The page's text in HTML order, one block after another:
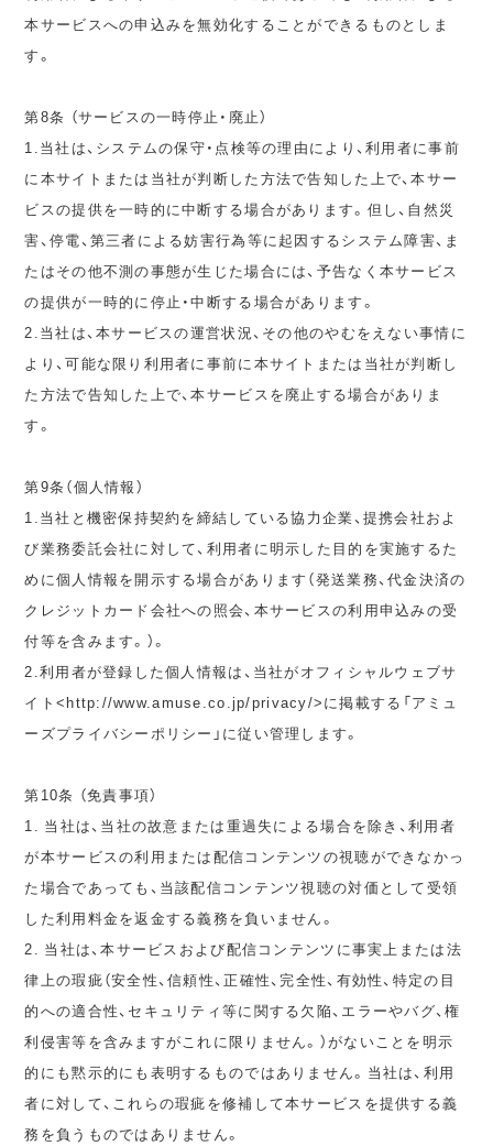
本サービスへの申込みを無効化することができるものとしま
す。
第8条 （サービスの一時停止・廃止）
1.当社は、システムの保守・点検等の理由により、利用者に事前
に本サイトまたは当社が判断した方法で告知した上で、本サー
ビスの提供を一時的に中断する場合があります。但し、自然災
害、停電、第三者による妨害行為等に起因するシステム障害、ま
たはその他不測の事態が生じた場合には、予告なく本サービス
の提供が一時的に停止・中断する場合があります。
2.当社は、本サービスの運営状況、その他のやむをえない事情に
より、可能な限り利用者に事前に本サイトまたは当社が判断し
た方法で告知した上で、本サービスを廃止する場合がありま
す。
第9条（個人情報）
1.当社と機密保持契約を締結している協力企業、提携会社およ
び業務委託会社に対して、利用者に明示した目的を実施するた
めに個人情報を開示する場合があります（発送業務、代金決済の
クレジットカード会社への照会、本サービスの利用申込みの受
付等を含みます。）。
2.利用者が登録した個人情報は、当社がオフィシャルウェブサ
イト<http://www.amuse.co.jp/privacy/>に掲載する「アミュ
ーズプライバシーポリシー」に従い管理します。
第10条 （免責事項）
1. 当社は、当社の故意または重過失による場合を除き、利用者
が本サービスの利用または配信コンテンツの視聴ができなかっ
た場合であっても、当該配信コンテンツ視聴の対価として受領
した利用料金を返金する義務を負いません。
2. 当社は、本サービスおよび配信コンテンツに事実上または法
律上の瑕疵（安全性、信頼性、正確性、完全性、有効性、特定の目
的への適合性、セキュリティ等に関する欠陥、エラーやバグ、権
利侵害等を含みますがこれに限りません。）がないことを明示
的にも黙示的にも表明するものではありません。当社は、利用
者に対して、これらの瑕疵を修補して本サービスを提供する義
務を負うものではありません。